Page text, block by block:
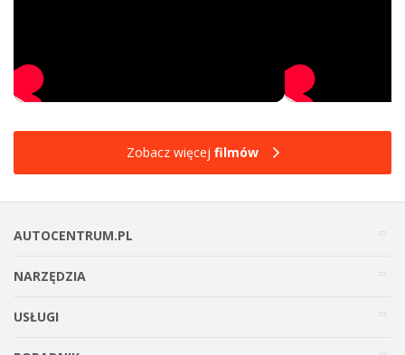
Zobacz więcej filmów
AUTOCENTRUM.PL
NARZĘDZIA
USŁUGI